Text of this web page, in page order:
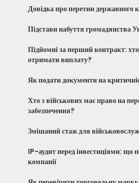
Довідка про перетин державного
Підстави набуття громадянства
Підйомні за перший контракт:
отримати виплату?
Як подати документи на
Хто з військових має право на
забезпечення?
Змішаний стаж для
IP-аудит перед інвестиціями: що
компанії